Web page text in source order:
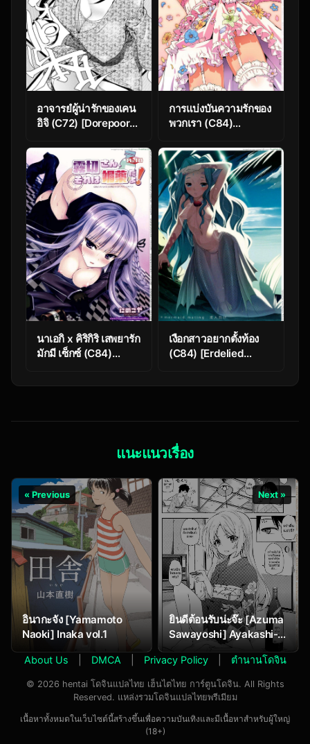
อาจารยํผู้น่ารักของเคน
อิจิ (C72) [Dorepooru
Hon 11 | Leopard
Book 11 (History’s
Strongest Disciple
Kenichi)
การแบ่งบันความรักของ
พวกเรา (C84)
Minna de Meromero
ni Shiteageru |
Everyone Shares
Their Love (Ore no
Imouto ga Konna ni
Kawaii Wake ga Nai)
นาเอกิ x คิริกิริ เสพยารัก
มักมี เซ็กซ์ (C84)
เงือกสาวอยากตั้งท้อง
(C84) [Erdelied
แนะแนวเรื่อง
« Previous
อินากะจัง [Yamamoto
Naoki] Inaka vol.1
Next »
ยินดีต้อนรับน่ะจ๊ะ [Azuma
Sawayoshi] Ayakashi-
Kan E Youkoso! Ch.1
About Us DMCA Privacy Policy ตำนานโดจิน
© 2026 hentai โดจินแปลไทย เฮ็นไตไทย การ์ตูนโดจิน. All Rights
Reserved. แหล่งรวมโดจินแปลไทยพรีเมียม
เนื้อหาทั้งหมดในเว็บไซต์นี้สร้างขึ้นเพื่อความบันเทิงและมีเนื้อหาสำหรับผู้ใหญ่
(18+)